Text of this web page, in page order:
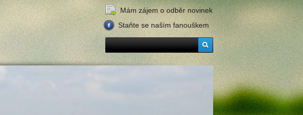
Mám zájem o odběr novinek
Staňte se naším fanouškem